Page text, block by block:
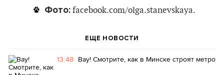
Фото:facebook.com/olga.stanevskaya.
ЕЩЕ НОВОСТИ
13:48 Вау! Смотрите, как в Минске строят метро